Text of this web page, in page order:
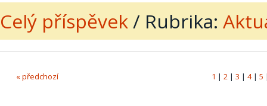
Celý příspěvek/ Rubrika:
« předchozí 1 | 2 | 3 | 4 | 5